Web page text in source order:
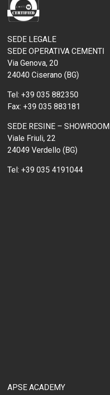
SEDE LEGALE
SEDE OPERATIVA CEMENTI
Via Genova, 20
24040 Ciserano (BG)
Tel: +39 035 882350
Fax: +39 035 883181
SEDE RESINE – SHOWROOM
Viale Friuli, 22
24049 Verdello (BG)
Tel: +39 035 4191044
APSE ACADEMY